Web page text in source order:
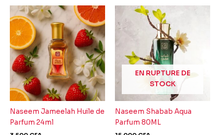
Naseem Jameelah Huile de
Parfum 24ml
EN RUPTURE DE
STOCK
Naseem Shabab Aqua
Parfum 80ML